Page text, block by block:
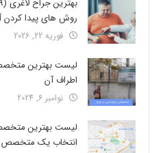
روش های پیدا کردن
فوریه 22, 2026
لیست بهترین
اطراف آن
نوامبر 6, 2024
لیست بهترین
انتخاب یک متخصص